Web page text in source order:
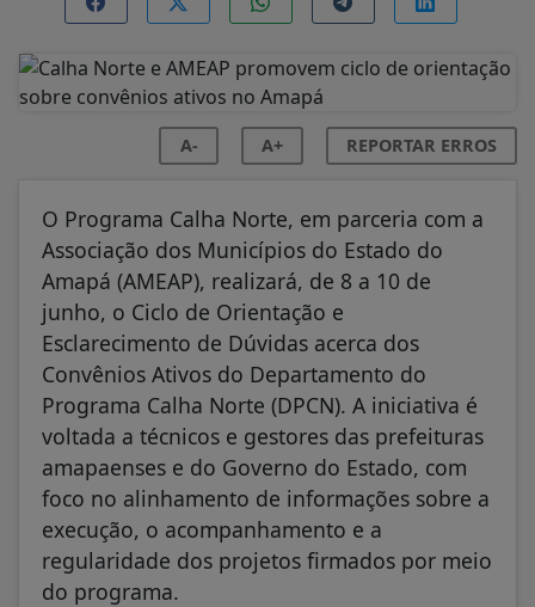
A- A+ REPORTAR ERROS
O Programa Calha Norte, em parceria com a
Associação dos Municípios do Estado do
Amapá (AMEAP), realizará, de 8 a 10 de
junho, o Ciclo de Orientação e
Esclarecimento de Dúvidas acerca dos
Convênios Ativos do Departamento do
Programa Calha Norte (DPCN). A iniciativa é
voltada a técnicos e gestores das prefeituras
amapaenses e do Governo do Estado, com
foco no alinhamento de informações sobre a
execução, o acompanhamento e a
regularidade dos projetos firmados por meio
do programa.